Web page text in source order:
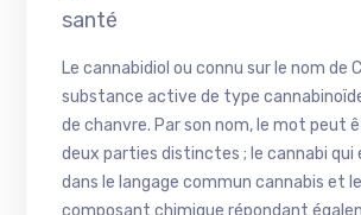
santé
Le cannabidiol ou connu sur le nom de
substance active de type
de chanvre. Par son nom, le mot peut
deux parties distinctes ; le cannabi qui
dans le langage commun cannabis et